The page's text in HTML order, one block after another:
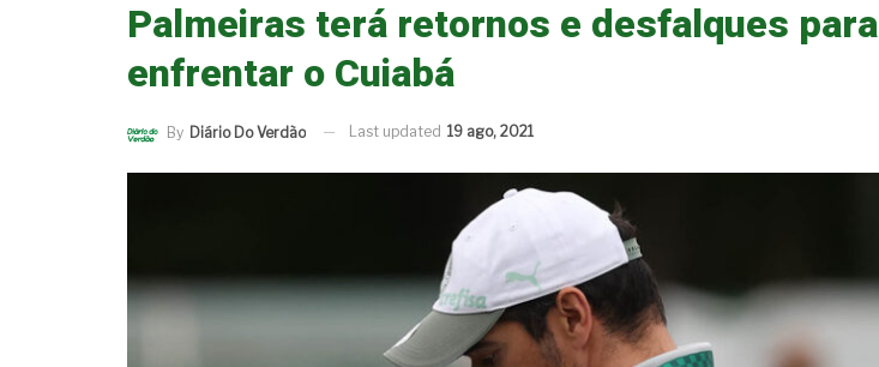
Palmeiras terá retornos e desfalques para
enfrentar o Cuiabá
By Diário Do Verdão Last updated 19 ago, 2021